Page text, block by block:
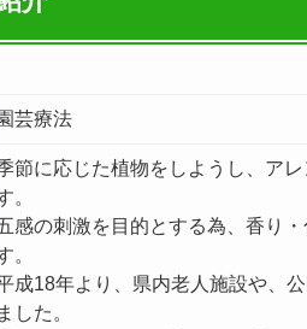
芸療法
節に応じた植物をしようし、ア
。
感の刺激を目的とする為、香り
。
成18年より、県内老人施設や、
ました。